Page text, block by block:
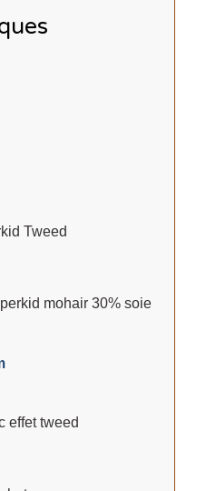
Tweed
mohair 30% soie
effet tweed